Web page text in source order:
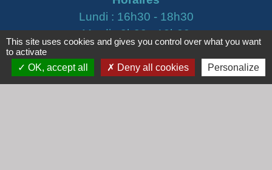
Lundi : 16h30 - 18h30
Mardi : 8h30 - 12h00
Mercredi : 9h00 - 12h00
Vendredi : 16h00 - 18h00
This site uses cookies and gives you control over what you want
to activate
OK, accept all
Deny all cookies Personalize